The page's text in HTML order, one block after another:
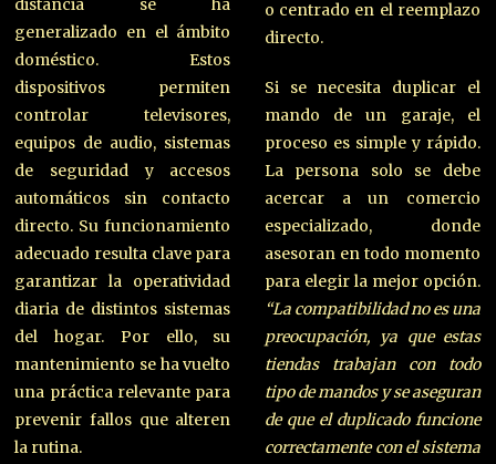
distancia se ha
generalizado en el ámbito
doméstico. Estos
dispositivos permiten
controlar televisores,
equipos de audio, sistemas
de seguridad y accesos
automáticos sin contacto
directo. Su funcionamiento
adecuado resulta clave para
garantizar la operatividad
diaria de distintos sistemas
del hogar. Por ello, su
mantenimiento se ha vuelto
una práctica relevante para
prevenir fallos que alteren
la rutina.
o centrado en el reemplazo
directo.
Si se necesita duplicar el
mando de un garaje, el
proceso es simple y rápido.
La persona solo se debe
acercar a un comercio
especializado, donde
asesoran en todo momento
para elegir la mejor opción.
“La compatibilidad no es una
preocupación, ya que estas
tiendas trabajan con todo
tipo de mandos y se aseguran
de que el duplicado funcione
correctamente con el sistema